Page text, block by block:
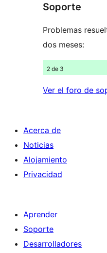
estrellas
Soporte
Problemas
dos meses:
2 de 3
Ver el foro de
Acerca de
Noticias
Alojamiento
Privacidad
Aprender
Soporte
Desarrolladores